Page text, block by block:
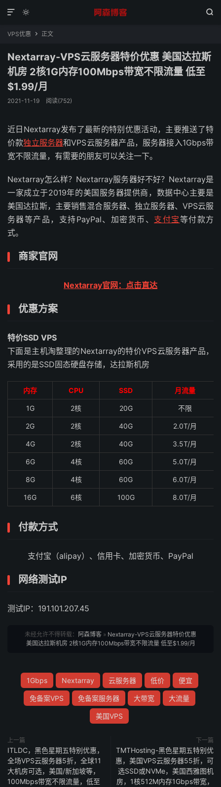
 

VPS优惠  正文
Nextarray-VPS云服务器特价优惠 美国达拉斯
机房 2核1G内存100Mbps带宽不限流量 低至
$1.99/月
2021-11-19 阅读(752)
近日Nextarray发布了最新的特别优惠活动，主要推送了特
价款独立服务器和VPS云服务器产品，服务器接入1Gbps带
宽不限流量，有需要的朋友可以关注一下。
Nextarray怎么样？Nextarray服务器好不好？Nextarray是
一家成立于2019年的美国服务器提供商，数据中心主要是
美国达拉斯，主要销售混合服务器、独立服务器、VPS云服
务器等产品，支持PayPal、加密货币、 支付宝等付款方
式。
商家官网
Nextarray官网：点击直达
优惠方案
特价SSD VPS
下面是主机淘整理的Nextarray的特价VPS云服务器产品，
采用的是SSD固态硬盘存储，达拉斯机房
内存 CPU SSD 月流量
1G 2核 20G 不限
2G 2核 40G 2.0T/月
4G 2核 40G 3.5T/月
6G 4核 60G 5.0T/月
8G 4核 60G 6.0T/月
16G 6核 100G 8.0T/月
付款方式
支付宝（alipay）、信用卡、加密货币、PayPal
网络测试IP
测试IP：191.101.207.45
未经允许不得转载： 阿森博客 » Nextarray-VPS云服务器特价优惠
美国达拉斯机房 2核1G内存100Mbps带宽不限流量 低至$1.99/月
1Gbps Nextarray 云服务器 低价 便宜
免备案VPS 免备案服务器 大带宽 大流量
美国VPS
上一篇
ITLDC，黑色星期五特别优惠，
全场VPS云服务器5折，全球11
大机房可选，美国/新加坡等，
100Mbps带宽不限流量，低至
下一篇
TMTHosting-黑色星期五特别优
惠，美国VPS云服务器55折，可
选SSD或NVMe，美国西雅图机
房，1核512M内存1Gbps带宽，